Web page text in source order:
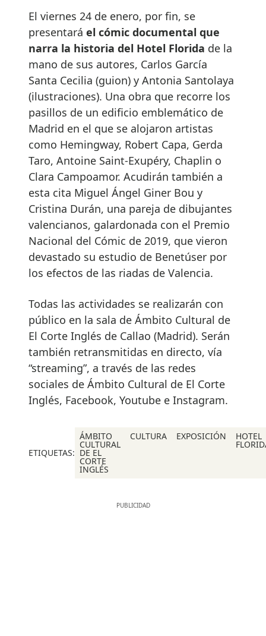
El viernes 24 de enero, por fin, se
presentará el cómic documental que
narra la historia del Hotel Florida de la
mano de sus autores, Carlos García
Santa Cecilia (guion) y Antonia Santolaya
(ilustraciones). Una obra que recorre los
pasillos de un edificio emblemático de
Madrid en el que se alojaron artistas
como Hemingway, Robert Capa, Gerda
Taro, Antoine Saint-Exupéry, Chaplin o
Clara Campoamor. Acudirán también a
esta cita Miguel Ángel Giner Bou y
Cristina Durán, una pareja de dibujantes
valencianos, galardonada con el Premio
Nacional del Cómic de 2019, que vieron
devastado su estudio de Benetúser por
los efectos de las riadas de Valencia.
Todas las actividades se realizarán con
público en la sala de Ámbito Cultural de
El Corte Inglés de Callao (Madrid). Serán
también retransmitidas en directo, vía
“streaming”, a través de las redes
sociales de Ámbito Cultural de El Corte
Inglés, Facebook, Youtube e Instagram.
ETIQUETAS:
ÁMBITO
CULTURAL
DE EL
CORTE
INGLÉS
CULTURA EXPOSICIÓN HOTEL